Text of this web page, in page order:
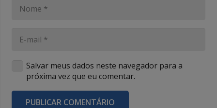
Salvar meus dados neste navegador para a
próxima vez que eu comentar.
PUBLICAR COMENTÁRIO